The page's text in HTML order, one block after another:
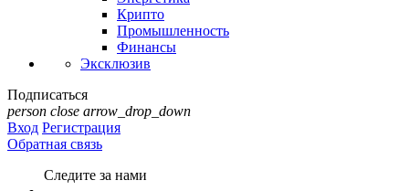
Крипто
Промышленность
Финансы
Эксклюзив
Подписаться
person close arrow_drop_down
Вход Регистрация
Обратная связь
Следите за нами